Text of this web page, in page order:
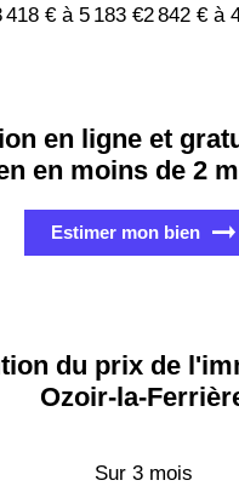
418 € à 5 183 €2 842 € à
en ligne et
en moins de 2
Estimer mon bien
du prix de
Ozoir-la-
Sur 3 mois